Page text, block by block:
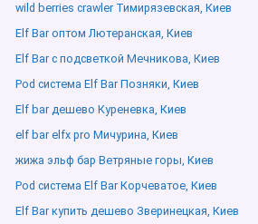
wild berries crawler Тимирязевская, Киев
Elf Bar оптом Лютеранская, Киев
Elf Bar с подсветкой Мечникова, Киев
Pod система Elf Bar Позняки, Киев
Elf bar дешево Куреневка, Киев
elf bar elfx pro Мичурина, Киев
жижа эльф бар Ветряные горы, Киев
Pod система Elf Bar Корчеватое, Киев
Elf Bar купить дешево Зверинецкая, Киев